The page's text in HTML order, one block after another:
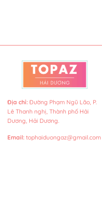
Địa chỉ: Đường Phạm Ngũ Lão, P.
Lê Thanh nghị, Thành phố Hải
Dương, Hải Dương.
Email: tophaiduongaz@gmail.com